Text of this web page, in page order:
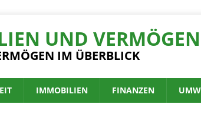
UND
IM ÜBERBLICK
IMMOBILIEN FINANZEN